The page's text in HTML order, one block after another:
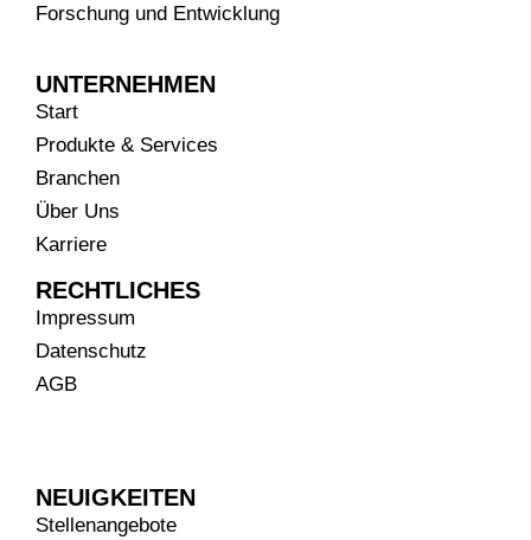
Forschung und Entwicklung
UNTERNEHMEN
Start
Produkte & Services
Branchen
Über Uns
Karriere
RECHTLICHES
Impressum
Datenschutz
AGB
NEUIGKEITEN
Stellenangebote